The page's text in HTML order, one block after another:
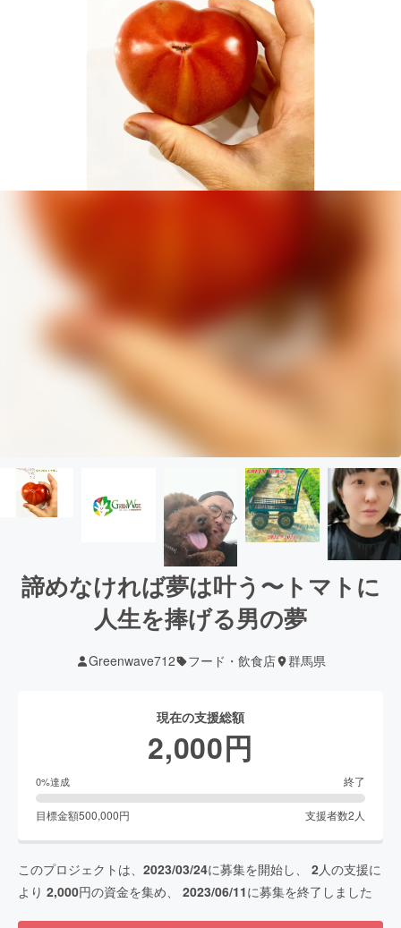
諦めなければ夢は叶う〜トマトに
人生を捧げる男の夢
Greenwave712 フード・飲食店 群馬県
現在の支援総額
2,000円
0%達成 終了
目標金額500,000円 支援者数2 人
このプロジェクトは、 2023/03/24に募集を開始し、 2人の支援に
より 2,000円の資金を集め、 2023/06/11に募集を終了しました